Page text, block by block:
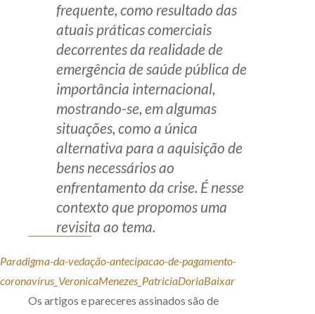
Av. Sete de Setembro, 4698
Batel Curitiba/PR CEP80240-000
Telefone (41) 2109-8666
Whatsapp (41) 98881-6616
frequente, como resultado das
atuais práticas comerciais
decorrentes da realidade de
emergência de saúde pública de
importância internacional,
mostrando-se, em algumas
situações, como a única
alternativa para a aquisição de
bens necessários ao
enfrentamento da crise. É nesse
contexto que propomos uma
revisita ao tema.
Paradigma-da-vedação-antecipacao-de-pagamento-
coronavírus_VeronicaMenezes_PatriciaDoriaBaixar
Os artigos e pareceres assinados são de